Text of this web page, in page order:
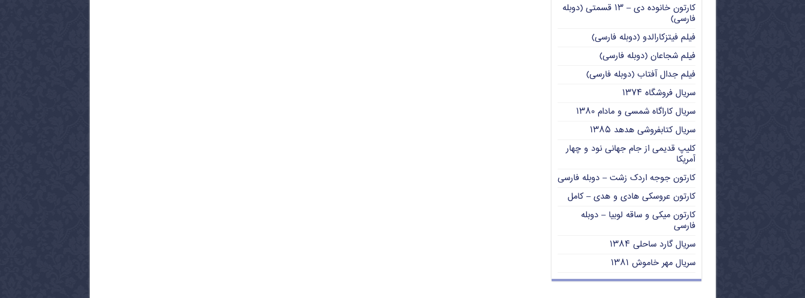
کارتون خانوده دی – ۱۳ قسمتی (دوبله
فارسی)
فیلم فیتزکارالدو (دوبله فارسی)
فیلم شجاعان (دوبله فارسی)
فیلم جدال آفتاب (دوبله فارسی)
سریال فروشگاه ۱۳۷۴
سریال کاراگاه شمسی و مادام ۱۳۸۰
سریال کتابفروشی هدهد ۱۳۸۵
کلیپ قدیمی از جام جهانی نود و چهار
آمریکا
کارتون جوجه اردک زشت – دوبله فارسی
کارتون عروسکی هادی و هدی – کامل
کارتون میکی و ساقه لوبیا – دوبله
فارسی
سریال گارد ساحلی ۱۳۸۴
سریال مهر خاموش ۱۳۸۱